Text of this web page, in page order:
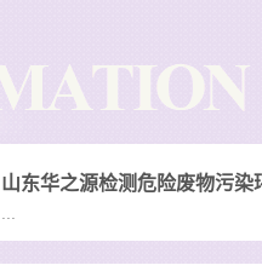
山东华之源检测危险废物污染